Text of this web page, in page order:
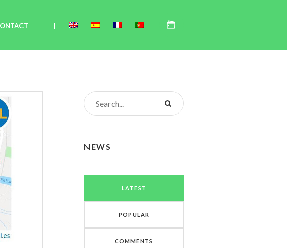
|
NEWS
LATEST
POPULAR
COMMENTS